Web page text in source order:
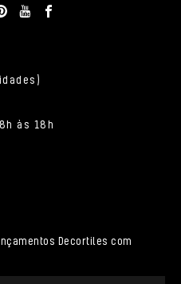
às 18h
Decortiles com